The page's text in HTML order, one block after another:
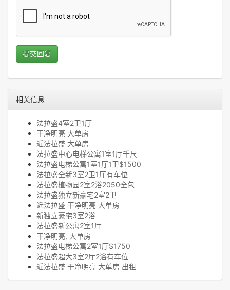
提交回复
相关信息
法拉盛4室2卫1厅
干净明亮 大单房
近法拉盛 大单房
法拉盛中心电梯公寓1室1厅千尺
法拉盛电梯公寓1室1厅1卫$1500
法拉盛全新3室2卫1厅有车位
法拉盛植物园2室2浴2050全包
法拉盛独立新豪宅2室2卫
近法拉盛 干净明亮 大单房
新独立豪宅3室2浴
法拉盛新公寓2室1厅
干净明亮, 大单房
法拉盛电梯公寓2室1厅$1750
法拉盛超大3室2厅2浴有车位
近法拉盛 干净明亮 大单房 出租